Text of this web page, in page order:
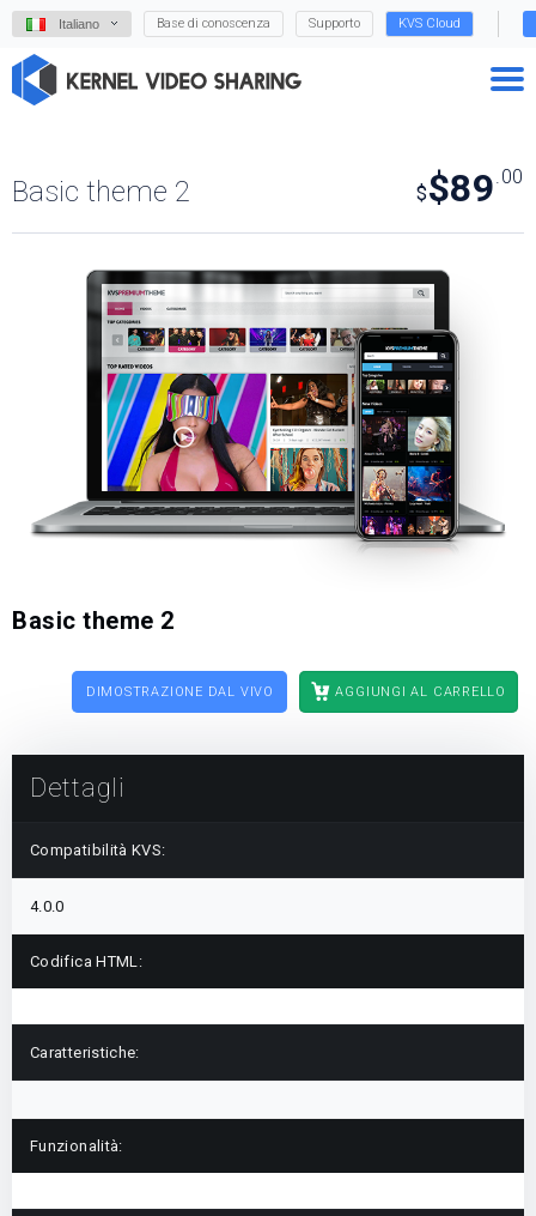
Italiano Base di conoscenza Supporto KVS Cloud
Basic theme 2 $$89.00
Basic theme 2
DIMOSTRAZIONE DAL VIVO AGGIUNGI AL CARRELLO
Dettagli
Compatibilità KVS:
4.0.0
Codifica HTML:
Caratteristiche:
Funzionalità: